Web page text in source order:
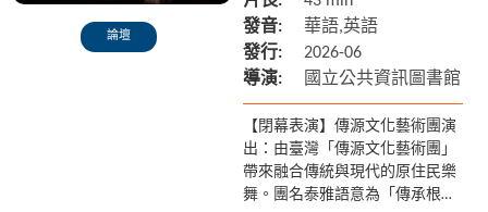
論壇
發音:
華語,英語
發行:
2026-06
導演:
國立公共資訊圖書館
【閉幕表演】傳源文化藝術團演
出：由臺灣「傳源文化藝術團」
帶來融合傳統與現代的原住民樂
舞。團名泰雅語意為「傳承根